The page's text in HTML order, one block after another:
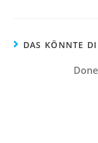
DAS KÖNNTE